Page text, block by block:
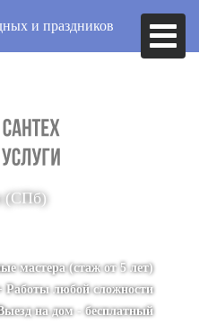
и праздников
(СПб)
мастера (стаж от 5 лет)
Работы любой сложности
на дом - бесплатный